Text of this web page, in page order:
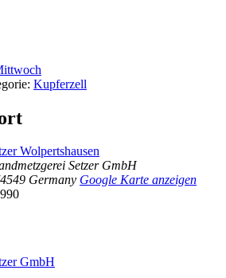
Kupferzell
Wolpertshausen
Setzer GmbH
Germany Google Karte anzeigen
GmbH